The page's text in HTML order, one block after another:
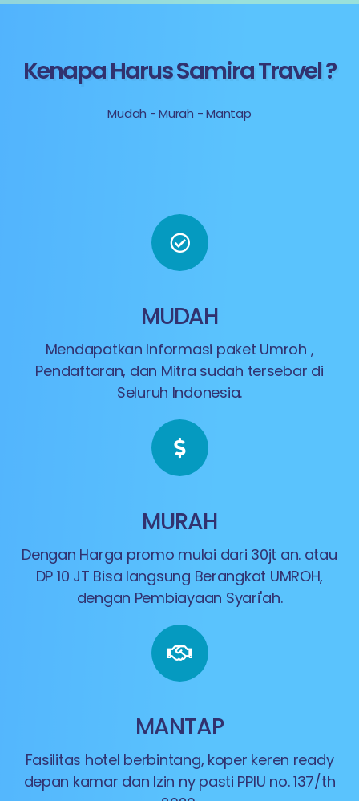
Kenapa Harus Samira Travel ?
Mudah - Murah - Mantap
MUDAH
Mendapatkan Informasi paket Umroh ,
Pendaftaran, dan Mitra sudah tersebar di
Seluruh Indonesia.​
MURAH
Dengan Harga promo mulai dari 30jt an. atau
DP 10 JT Bisa langsung Berangkat UMROH,
dengan Pembiayaan Syari'ah.
MANTAP
Fasilitas hotel berbintang, koper keren ready
depan kamar dan Izin ny pasti PPIU no. 137/th